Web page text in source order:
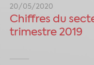
20/05/2020
Chiffres du
trimestre 2019